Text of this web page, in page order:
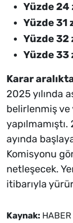
Yüzde 24
Yüzde 31
Yüzde 32
Yüzde 33
Karar
2025 yılında
belirlenmiş ve
ayında
Komisyonu
netleşecek.
itibarıyla
Kaynak: HABER